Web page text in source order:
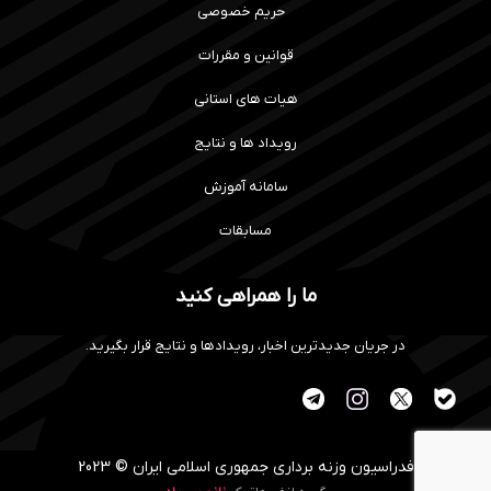
حریم خصوصی
قوانین و مقررات
هیات های استانی
رویداد ها و نتایج
سامانه آموزش
مسابقات
ما را همراهی کنید
در جریان جدیدترین اخبار، رویدادها و نتایج قرار بگیرید.
فدراسیون وزنه برداری جمهوری اسلامی ایران © 2023